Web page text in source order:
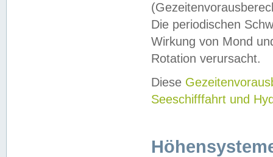
Die periodischen
Wirkung von Mond
Rotation verursacht.
Diese
Seeschifffahrt und